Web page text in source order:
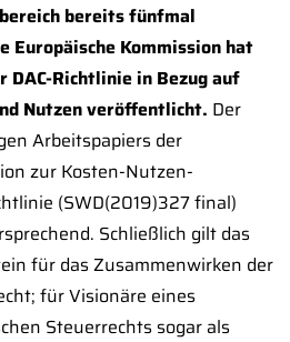
bereits fünfmal
Europäische Kommission hat
DAC-Richtlinie in Bezug auf
Nutzen veröffentlicht. Der
Arbeitspapiers der
zur Kosten-Nutzen-
(SWD(2019)327 final)
Schließlich gilt das
für das Zusammenwirken der
für Visionäre eines
Steuerrechts sogar als